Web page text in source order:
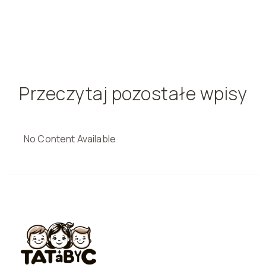
Przeczytaj pozostałe wpisy
No Content Available